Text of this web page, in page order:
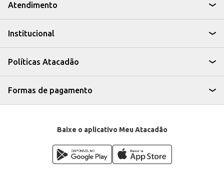
Atendimento
Institucional
Políticas Atacadão
Formas de pagamento
Baixe o aplicativo Meu Atacadão